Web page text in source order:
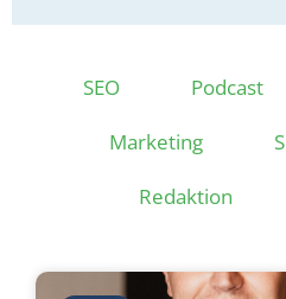
SEO Podcast
Marketing
Redaktion